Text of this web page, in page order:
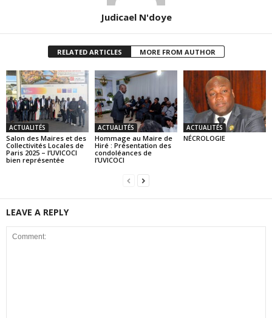
Judicael N'doye
RELATED ARTICLES MORE FROM AUTHOR
ACTUALITÉS
Salon des Maires et des
Collectivités Locales de
Paris 2025 – l’UVICOCI
bien représentée
ACTUALITÉS
Hommage au Maire de
Hiré : Présentation des
condoléances de
l’UVICOCI
ACTUALITÉS
NÉCROLOGIE
LEAVE A REPLY